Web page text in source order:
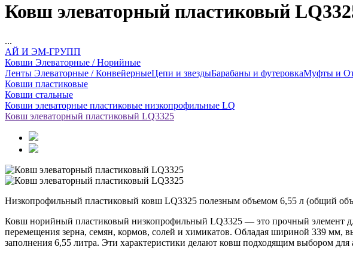
Ковш элеваторный пластиковый
...
АЙ И ЭМ-ГРУПП
Ковши Элеваторные / Норийные
Ленты Элеваторные / КонвейерныеЦепи и звездыБарабаны и футеровкаМуфты и
Ковши пластиковые
Ковши стальные
Ковши элеваторные пластиковые низкопрофильные LQ
Ковш элеваторный пластиковый LQ3325
Низкопрофильный пластиковый ковш LQ3325 полезным объемом 6,55 л (общий
Ковш норийный пластиковый низкопрофильный LQ3325 — это прочный элемент
перемещения зерна, семян, кормов, солей и химикатов. Обладая шириной 339
заполнения 6,55 литра. Эти характеристики делают ковш подходящим выбором